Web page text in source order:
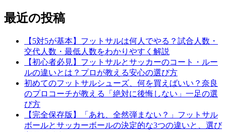
最近の投稿
【5対5が基本】フットサルは何人でやる？試合人数・
交代人数・最低人数をわかりやすく解説
【初心者必見】フットサルとサッカーのコート・ルー
ルの違いとは？プロが教える安心の選び方
初めてのフットサルシューズ、何を買えばいい？奈良
のプロコーチが教える「絶対に後悔しない」一足の選
び方
【完全保存版】「あれ、全然弾まない？」フットサル
ボールとサッカーボールの決定的な3つの違いと、選び